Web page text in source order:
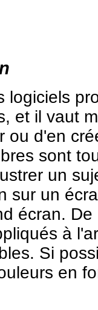
logiciels
et il vaut
ou d'en
sont
un
sur un
écran.
à
Si
en